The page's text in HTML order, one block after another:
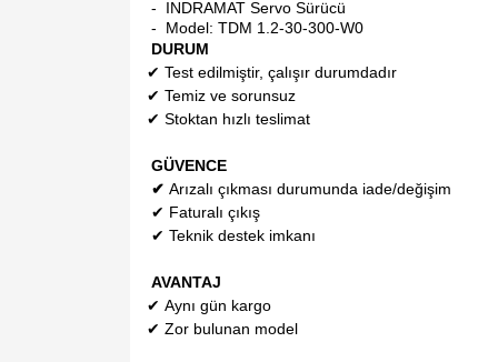
- INDRAMAT Servo Sürücü
- Model: TDM 1.2-30-300-W0
DURUM
✔ Test edilmiştir, çalışır durumdadır
✔ Temiz ve sorunsuz
✔ Stoktan hızlı teslimat
GÜVENCE
✔ Arızalı çıkması durumunda iade/değişim
✔ Faturalı çıkış
✔ Teknik destek imkanı
AVANTAJ
✔ Aynı gün kargo
✔ Zor bulunan model